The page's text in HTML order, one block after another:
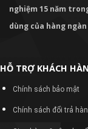
nghiệm 15 năm
dùng của hàng
HỖ TRỢ KHÁCH
Chính sách bảo mật
Chính sách đổi trả